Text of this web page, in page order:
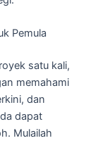
Pemula
satu kali,
memahami
dan
dapat
Mulailah